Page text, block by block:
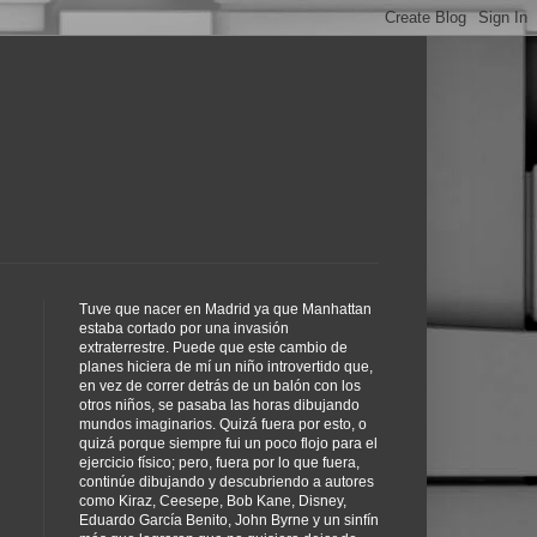
Tuve que nacer en Madrid ya que Manhattan
estaba cortado por una invasión
extraterrestre. Puede que este cambio de
planes hiciera de mí un niño introvertido que,
en vez de correr detrás de un balón con los
otros niños, se pasaba las horas dibujando
mundos imaginarios. Quizá fuera por esto, o
quizá porque siempre fui un poco flojo para el
ejercicio físico; pero, fuera por lo que fuera,
continúe dibujando y descubriendo a autores
como Kiraz, Ceesepe, Bob Kane, Disney,
Eduardo García Benito, John Byrne y un sinfín